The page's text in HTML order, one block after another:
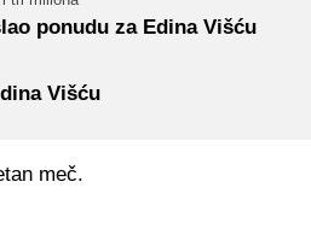
ponudu za Edina Višću
Višću
meč.